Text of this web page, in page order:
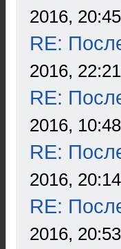
2016, 20:45
RE:
2016, 22:21
RE:
2016, 10:48
RE:
2016, 20:14
RE:
2016, 20:53